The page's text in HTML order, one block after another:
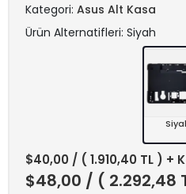
Kategori: Asus Alt Kasa
Ürün Alternatifleri: Siyah
$40,00 / ( 1.910,40 TL ) +
$48,00 / ( 2.292,48